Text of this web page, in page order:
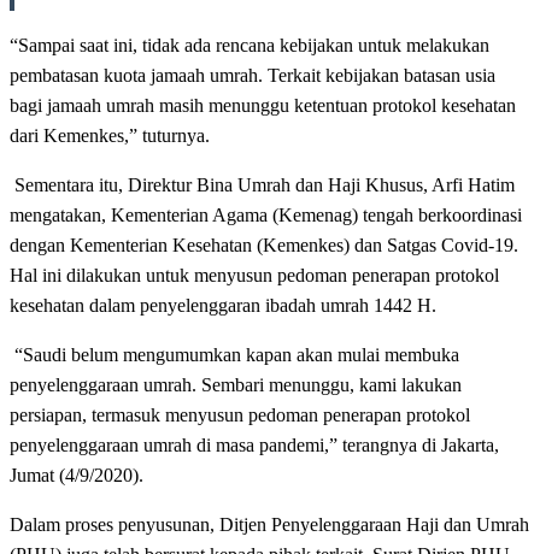
“Sampai saat ini, tidak ada rencana kebijakan untuk melakukan
pembatasan kuota jamaah umrah. Terkait kebijakan batasan usia
bagi jamaah umrah masih menunggu ketentuan protokol kesehatan
dari Kemenkes,” tuturnya.
Sementara itu, Direktur Bina Umrah dan Haji Khusus, Arfi Hatim
mengatakan, Kementerian Agama (Kemenag) tengah berkoordinasi
dengan Kementerian Kesehatan (Kemenkes) dan Satgas Covid-19.
Hal ini dilakukan untuk menyusun pedoman penerapan protokol
kesehatan dalam penyelenggaran ibadah umrah 1442 H.
“Saudi belum mengumumkan kapan akan mulai membuka
penyelenggaraan umrah. Sembari menunggu, kami lakukan
persiapan, termasuk menyusun pedoman penerapan protokol
penyelenggaraan umrah di masa pandemi,” terangnya di Jakarta,
Jumat (4/9/2020).
Dalam proses penyusunan, Ditjen Penyelenggaraan Haji dan Umrah